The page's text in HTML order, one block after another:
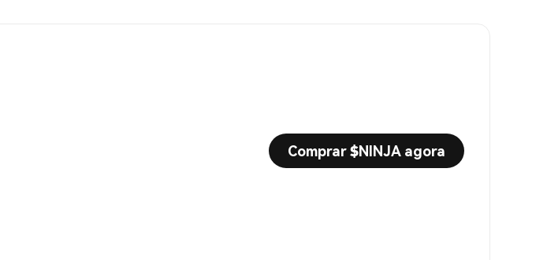
Comprar $NINJA agora